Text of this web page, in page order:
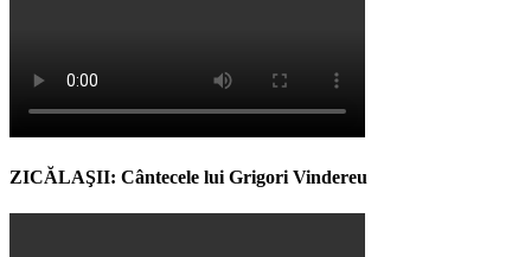
ZICĂLAŞII: Cântecele lui Grigori Vindereu